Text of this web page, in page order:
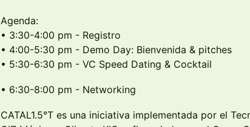
Agenda:
• 3:30-4:00 pm - Registro
• 4:00-5:30 pm - Demo Day: Bienvenida & pitches
• 5:30-6:30 pm - VC Speed Dating & Cocktail
• 6:30-8:00 pm - Networking
CATAL1.5°T es una iniciativa implementada por el